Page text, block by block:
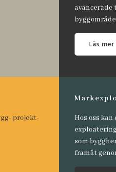
Läs mer
projekt-
Hos oss
som
framåt